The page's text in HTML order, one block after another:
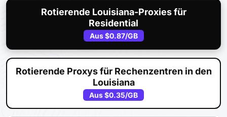
Rotierende Louisiana-Proxies für
Residential
Aus$0.87/GB
Rotierende Proxys für Rechenzentren in den
Louisiana
Aus$0.35/GB